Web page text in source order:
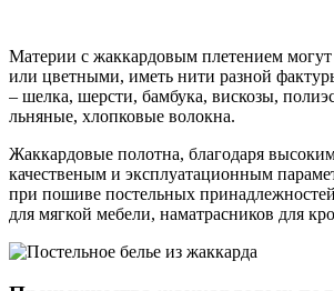
Материи с жаккардовым плетением
или цветными, иметь нити разной
– шелка, шерсти, бамбука, вискозы,
льняные, хлопковые волокна.
Жаккардовые полотна, благодаря
качественым и эксплуатационным
при пошиве постельных
для мягкой мебели, наматрасников для